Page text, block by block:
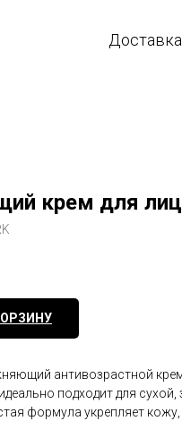
крем для
антивозрастной
подходит для
формула укрепляет